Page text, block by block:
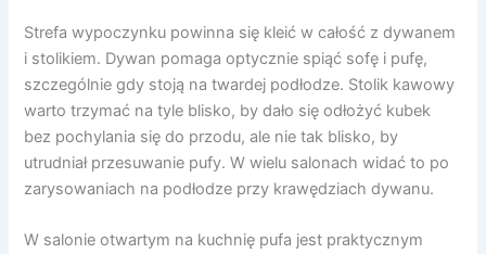
Strefa wypoczynku powinna się kleić w całość z dywanem
i stolikiem. Dywan pomaga optycznie spiąć sofę i pufę,
szczególnie gdy stoją na twardej podłodze. Stolik kawowy
warto trzymać na tyle blisko, by dało się odłożyć kubek
bez pochylania się do przodu, ale nie tak blisko, by
utrudniał przesuwanie pufy. W wielu salonach widać to po
zarysowaniach na podłodze przy krawędziach dywanu.
W salonie otwartym na kuchnię pufa jest praktycznym